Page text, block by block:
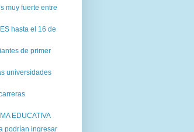
muy fuerte entre
hasta el 16 de
de primer
universidades
EDUCATIVA
podrían ingresar